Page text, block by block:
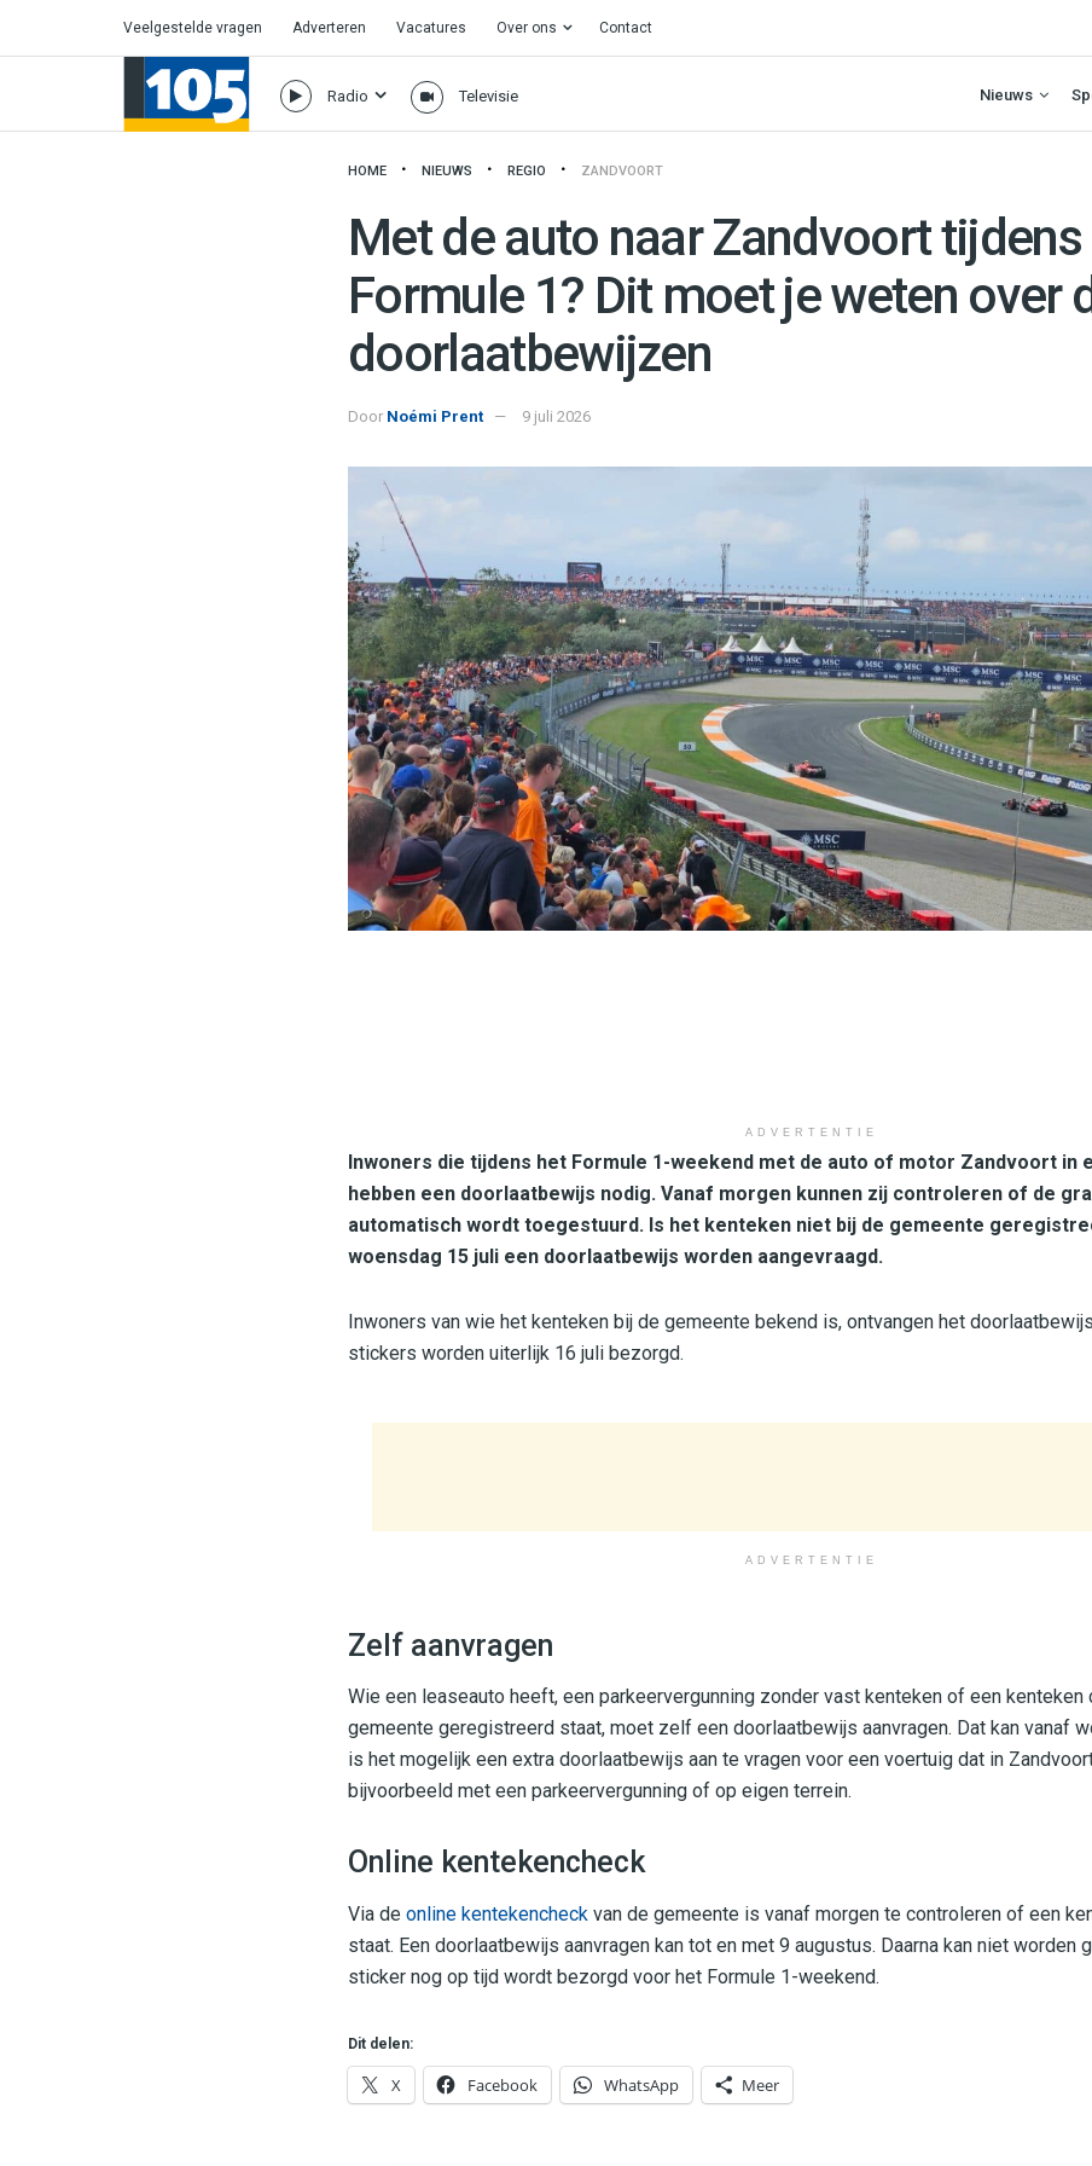
Veelgestelde vragen Adverteren Vacatures Over ons Contact
Radio Televisie Nieuws
HOME NIEUWS REGIO ZANDVOORT
Met de auto naar Zandvoort tijdens
Formule 1? Dit moet je weten over
doorlaatbewijzen
Door Noémi Prent 9 juli 2026
ADVERTENTIE
Inwoners die tijdens het Formule 1-weekend met de auto of motor Zandvoort in
hebben een doorlaatbewijs nodig. Vanaf morgen kunnen zij controleren of de
automatisch wordt toegestuurd. Is het kenteken niet bij de gemeente
woensdag 15 juli een doorlaatbewijs worden aangevraagd.
Inwoners van wie het kenteken bij de gemeente bekend is, ontvangen het
stickers worden uiterlijk 16 juli bezorgd.
ADVERTENTIE
Zelf aanvragen
Wie een leaseauto heeft, een parkeervergunning zonder vast kenteken of een kenteken
gemeente geregistreerd staat, moet zelf een doorlaatbewijs aanvragen. Dat kan vanaf
is het mogelijk een extra doorlaatbewijs aan te vragen voor een voertuig dat in
bijvoorbeeld met een parkeervergunning of op eigen terrein.
Online kentekencheck
Via de online kentekencheck van de gemeente is vanaf morgen te controleren of een
staat. Een doorlaatbewijs aanvragen kan tot en met 9 augustus. Daarna kan niet worden
sticker nog op tijd wordt bezorgd voor het Formule 1-weekend.
Dit delen:
X Facebook WhatsApp Meer